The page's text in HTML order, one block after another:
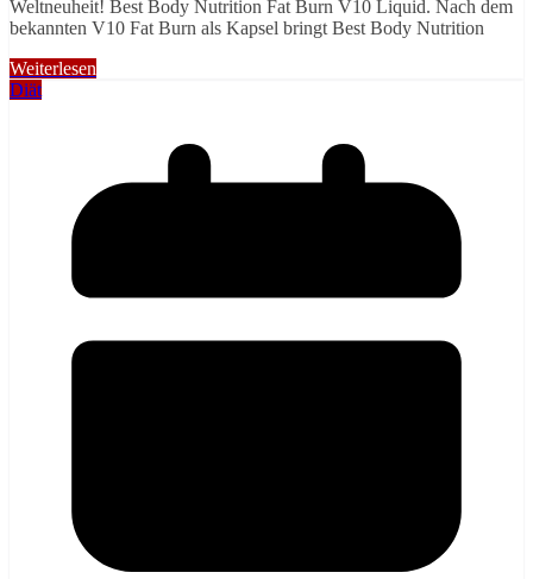
Weltneuheit! Best Body Nutrition Fat Burn V10 Liquid. Nach dem
bekannten V10 Fat Burn als Kapsel bringt Best Body Nutrition
Weiterlesen
Diät